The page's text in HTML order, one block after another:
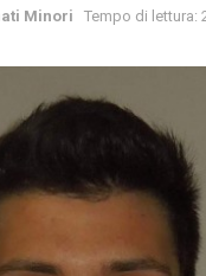
Minori Tempo di lettura: